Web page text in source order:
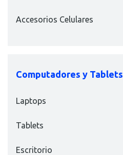
Accesorios Celulares
Computadores y Tablets
Laptops
Tablets
Escritorio